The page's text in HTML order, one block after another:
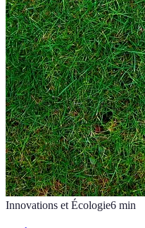
Innovations et Écologie6 min